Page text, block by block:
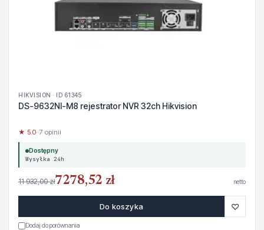
HIKVISION · ID 61345
DS-9632NI-M8 rejestrator NVR 32ch Hikvision
★ 5.0· 7 opinii
Dostępny
Wysyłka 24h
11 932,00 zł7278,52 zł netto
Do koszyka ♡
Dodaj do porównania